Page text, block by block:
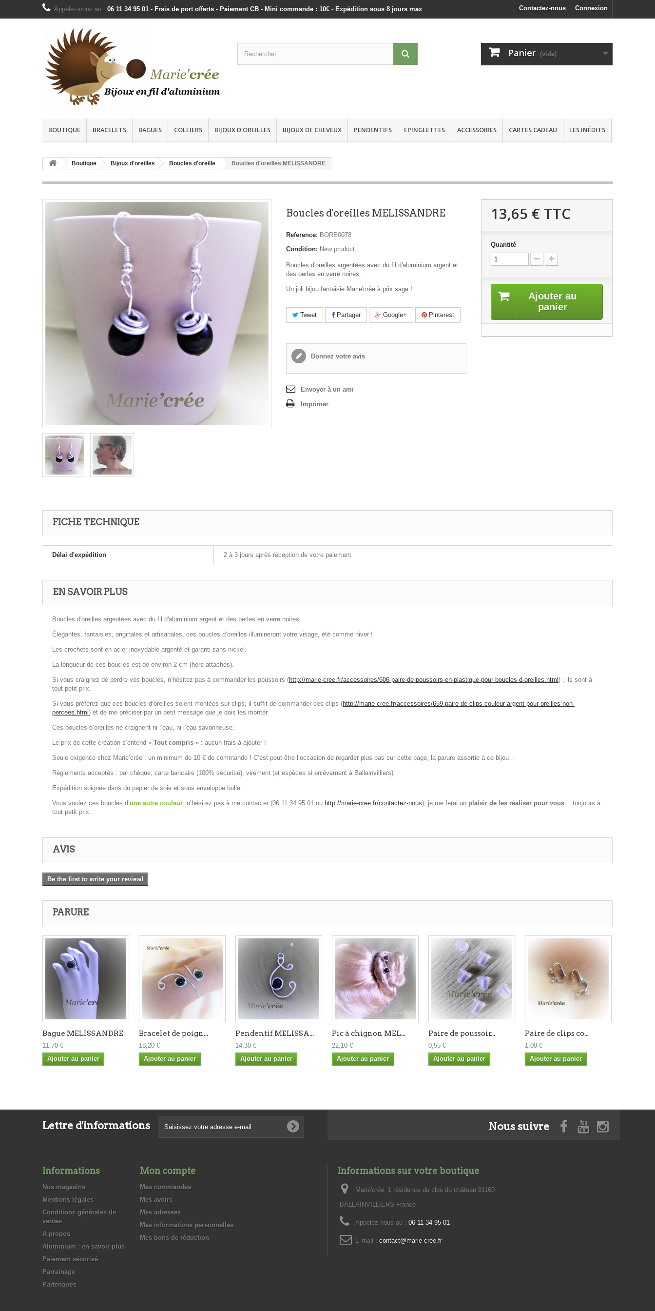
Connexion
Contactez-nous
Appelez-nous au : 06 11 34 95 01 - Frais de port offerts - Paiement CB - Mini commande : 10€ - Expédition sous 8 jours max
Panier (vide)
BOUTIQUE BRACELETS BAGUES COLLIERS BIJOUX D'OREILLES BIJOUX DE CHEVEUX PENDENTIFS EPINGLETTES ACCESSOIRES CARTES CADEAU LES INÉDITS
Boutique Bijoux d'oreilles Boucles d'oreille Boucles d'oreilles MELISSANDRE
Boucles d'oreilles MELISSANDRE
Reference: BORE0078
Condition: New product
Boucles d'oreilles argentées avec du fil d'aluminium argent et
des perles en verre noires.
Un joli bijou fantaisie Marie'crée à prix sage !
Tweet Partager Google+ Pinterest
Donnez votre avis
Envoyer à un ami
Imprimer
13,65 € TTC
Quantité
Ajouter au
panier
FICHE TECHNIQUE
Délai d'expédition 2 à 3 jours après réception de votre paiement
EN SAVOIR PLUS
Boucles d'oreilles argentées avec du fil d'aluminium argent et des perles en verre noires.
Élégantes, fantaisies, originales et artisanales, ces boucles d’oreilles illumineront votre visage, été comme hiver !
Les crochets sont en acier inoxydable argenté et garanti sans nickel.
La longueur de ces boucles est de environ 2 cm (hors attaches).
Si vous craignez de perdre vos boucles, n’hésitez pas à commander les poussoirs (http://marie-cree.fr/accessoires/606-paire-de-poussoirs-en-plastique-pour-boucles-d-oreilles.html ) ; ils sont à
tout petit prix.
Si vous préférez que ces boucles d’oreilles soient montées sur clips, il suffit de commander ces clips (http://marie-cree.fr/accessoires/659-paire-de-clips-couleur-argent-pour-oreilles-non-
percees.html ) et de me préciser par un petit message que je dois les monter.
Ces boucles d’oreilles ne craignent ni l’eau, ni l’eau savonneuse.
Le prix de cette création s’entend « Tout compris » : aucun frais à ajouter !
Seule exigence chez Marie’crée : un minimum de 10 € de commande ! C’est peut-être l’occasion de regarder plus bas sur cette page, la parure assortie à ce bijou…
Règlements acceptés : par chèque, carte bancaire (100% sécurisé), virement (et espèces si enlèvement à Ballainvilliers).
Expédition soignée dans du papier de soie et sous enveloppe bulle.
Vous voulez ces boucles d’une autre couleur , n’hésitez pas à me contacter (06 11 34 95 01 ou http://marie-cree.fr/contactez-nous); je me ferai un plaisir de les réaliser pour vous … toujours à
tout petit prix.
AVIS
Be the first to write your review!
PARURE
Bague MELISSANDRE
11,70 €
Ajouter au panier
Bracelet de poign...
18,20 €
Ajouter au panier
Pendentif MELISSA...
14,30 €
Ajouter au panier
Pic à chignon MEL...
22,10 €
Ajouter au panier
Paire de poussoir...
0,55 €
Ajouter au panier
Paire de clips co...
1,00 €
Ajouter au panier
Lettre d'informations Nous suivre
Informations
Nos magasins
Mentions légales
Conditions générales de
ventes
A propos
Aluminium : en savoir plus
Paiement sécurisé
Parrainage
Partenaires
Mon compte
Mes commandes
Mes avoirs
Mes adresses
Mes informations personnelles
Mes bons de réduction
Informations sur votre boutique
Marie'crée, 1 résidence du clos du château 91160
BALLAINVILLIERS France
Appelez-nous au : 06 11 34 95 01
E-mail : contact@marie-cree.fr